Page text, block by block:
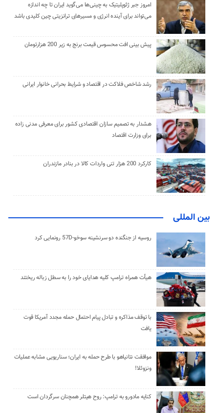
امروز جبر ژئوپلیتیک به چینی‌ها می‌گوید ایران تا چه اندازه
می‌تواند برای آینده انرژی و مسیرهای ترانزیتی چین کلیدی باشد
پیش بینی افت محسوس قیمت برنج به زیر 200 هزارتومان
رشد شاخص فلاکت در اقتصاد و شرایط بحرانی خانوار ایرانی
هشدار به تصمیم سازان اقتصادی کشور برای معرفی مدنی زاده
برای وزارت اقتصاد
کارکرد 200 هزار تنی واردات کالا در بنادر مازندران
بین المللی
روسیه از جنگنده دو سرنشینه سوخو-57D رونمایی کرد
هیأت همراه ترامپ کلیه هدایای خود را به سطل زباله ریختند
با توقف مذاکره و تبادل پیام احتمال حمله مجدد آمریکا قوت
یافت
موافقت نتانیاهو با طرح حمله به ایران؛ سناریویی مشابه عملیات
ونزوئلا!
کنایه مادورو به ترامپ: روح هیتلر همچنان سرگردان است